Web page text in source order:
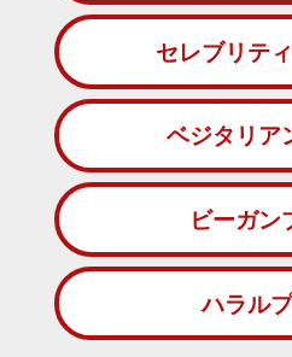
セレブリテ
ベジタリア
ビーガン
ハラル